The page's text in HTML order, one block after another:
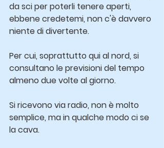
da sci per poterli tenere aperti,
ebbene credetemi, non c'è davvero
niente di divertente.
Per cui, soprattutto qui al nord, si
consultano le previsioni del tempo
almeno due volte al giorno.
Si ricevono via radio, non è molto
semplice, ma in qualche modo ci se
la cava.